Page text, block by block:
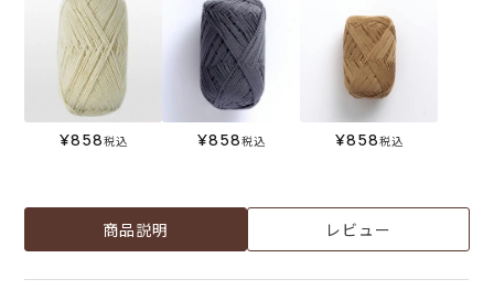
¥858税込 ¥858税込 ¥858税込
商品説明 レビュー